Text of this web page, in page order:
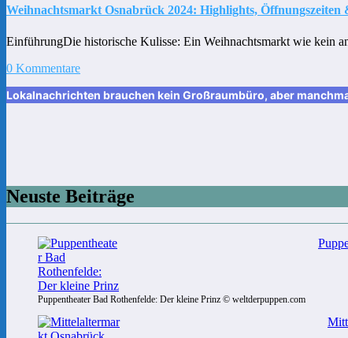
Weihnachtsmarkt Osnabrück 2024: Highlights,
EinführungDie historische Kulisse: Ein Weihnachtsmarkt wie kein
0 Kommentare
Lokalnachrichten brauchen kein Großraumbüro, aber
Neuste Beiträge
Puppentheater Bad Rothenfelde: Der kleine Prinz © weltderpuppen.com